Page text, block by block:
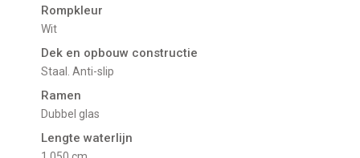
Rompkleur
Wit
Dek en opbouw constructie
Staal. Anti-slip
Ramen
Dubbel glas
Lengte waterlijn